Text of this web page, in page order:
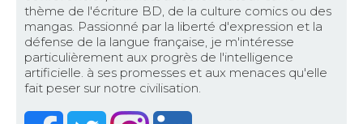
thème de l'écriture BD, de la culture comics ou des
mangas. Passionné par la liberté d'expression et la
défense de la langue française, je m'intéresse
particulièrement aux progrès de l'intelligence
artificielle. à ses promesses et aux menaces qu'elle
fait peser sur notre civilisation.